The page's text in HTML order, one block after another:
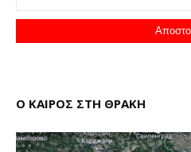
Ο ΚΑΙΡΟΣ ΣΤΗ ΘΡΑΚΗ